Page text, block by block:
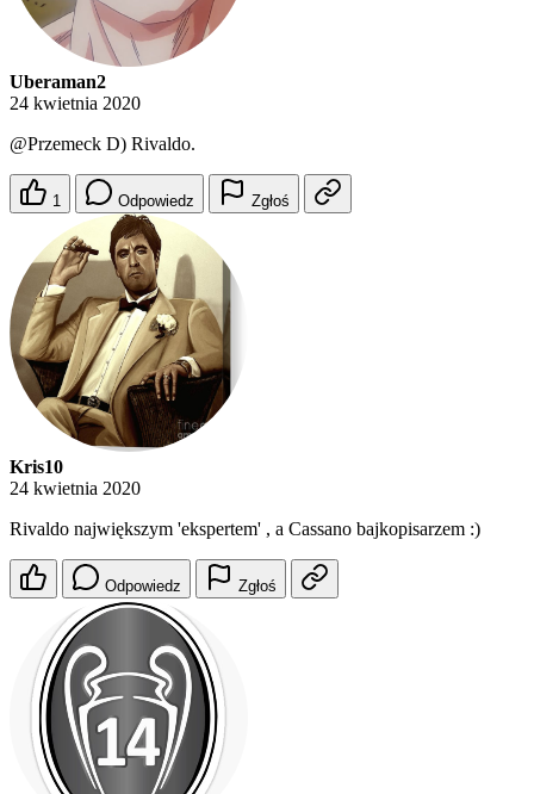
Uberaman2
24 kwietnia 2020
@Przemeck D) Rivaldo.
1 Odpowiedz Zgłoś
Kris10
24 kwietnia 2020
Rivaldo największym 'ekspertem' , a Cassano bajkopisarzem :)
Odpowiedz Zgłoś